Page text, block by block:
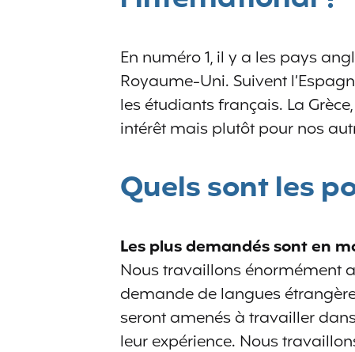
En numéro 1, il y a les pays
Royaume-Uni. Suivent
les étudiants français. La
intérêt mais plutôt pour nos
Quels sont les
Les plus demandés sont en
Nous travaillons énormément
demande de langues
seront amenés à travailler
leur expérience. Nous